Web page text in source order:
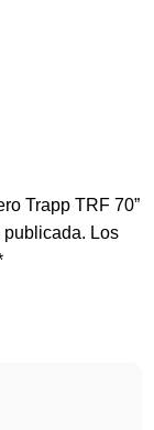
Trapp TRF 70”
publicada. Los